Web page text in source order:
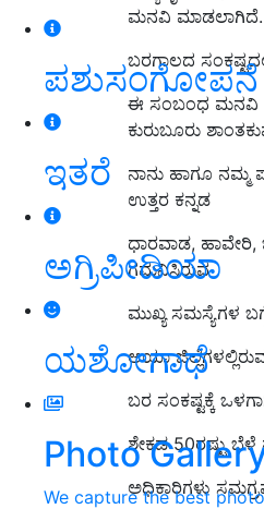
ಪಶುಸಂಗೋಪನೆ
ಇತರೆ
ಅಗ್ರಿಪೀಡಿಯಾ
ಯಶೋಗಾಥೆ
Photo
We capture the best
ಮನವಿ ಮಾಡಲಾಗಿದೆ.
ಬರಗಾಲದ
ಈ ಸಂಬಂಧ ಮನವಿ
ಕುರುಬೂರು
ನಾನು ಹಾಗೂ ನಮ್ಮ
ಉತ್ತರ ಕನ್ನಡ
ಧಾರವಾಡ, ಹಾವೇರಿ,
ಗಮನಿಸಿರುವ
ಮುಖ್ಯ ಸಮಸ್ಯೆಗಳ
ಆಯಾ
ಬರ ಸಂಕಷ್ಟಕ್ಕೆ
ಶೇಕಡ 50ರಷ್ಟು
ಅಧಿಕಾರಿಗಳು